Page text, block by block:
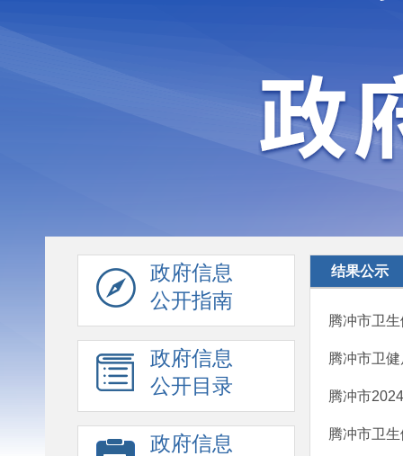
政府信息
公开指南
政府信息
公开目录
政府信息
结果公示
腾冲市卫
腾冲市卫
腾冲市
腾冲市卫